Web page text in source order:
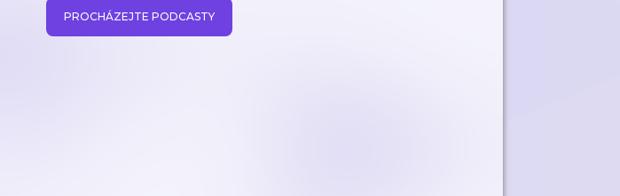
PROCHÁZEJTE PODCASTY